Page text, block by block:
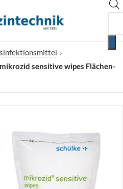
›
sensitive wipes Flächen-